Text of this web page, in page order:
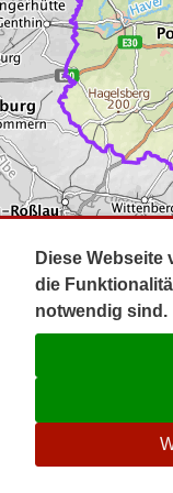
Impressum
Kontakt
Diese Webseite
die
notwendig sind.